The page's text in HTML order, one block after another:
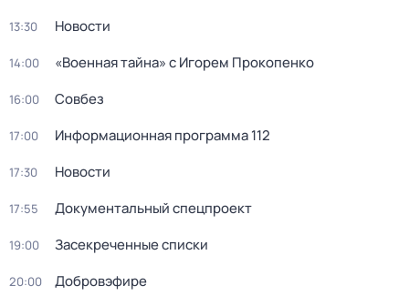
13:30 Новости
14:00 «Военная тайна» с Игорем Прокопенко
16:00 Совбез
17:00 Информационная программа 112
17:30 Новости
17:55 Документальный спецпроект
19:00 Заcекрeченные списки
20:00 Добровэфире